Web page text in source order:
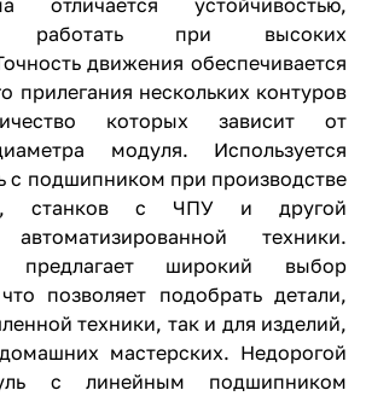
работать при высоких
движения обеспечивается
прилегания нескольких контуров
которых зависит от
модуля. Используется
с подшипником при производстве
станков с ЧПУ и другой
автоматизированной техники.
предлагает широкий выбор
позволяет подобрать детали,
техники, так и для изделий,
мастерских. Недорогой
с линейным подшипником